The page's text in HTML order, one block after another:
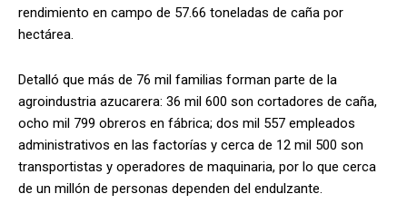
rendimiento en campo de 57.66 toneladas de caña por
hectárea.
Detalló que más de 76 mil familias forman parte de la
agroindustria azucarera: 36 mil 600 son cortadores de caña,
ocho mil 799 obreros en fábrica; dos mil 557 empleados
administrativos en las factorías y cerca de 12 mil 500 son
transportistas y operadores de maquinaria, por lo que cerca
de un millón de personas dependen del endulzante.